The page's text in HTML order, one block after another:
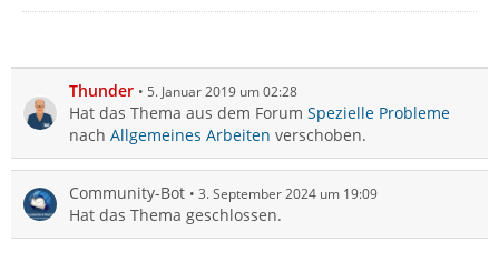
Thunder 5. Januar 2019 um 02:28
Hat das Thema aus dem Forum Spezielle Probleme
nach Allgemeines Arbeiten verschoben.
Community-Bot 3. September 2024 um 19:09
Hat das Thema geschlossen.